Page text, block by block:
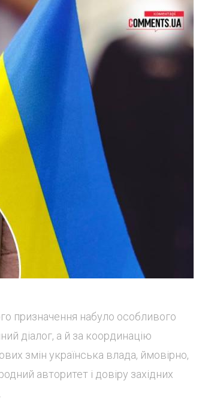
призначення набуло особливого
діалог, а й за координацію
змін українська влада, ймовірно,
авторитет і довіру західних